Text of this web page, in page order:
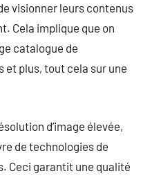
visionner leurs contenus
Cela implique que on
catalogue de
plus, tout cela sur une
d’image élevée,
de technologies de
Ceci garantit une qualité